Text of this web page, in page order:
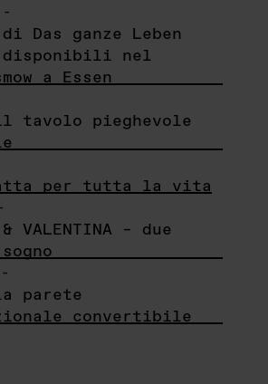
Das ganze Leben
disponibili nel
a Essen
il tavolo pieghevole
fatta per tutta la vita
& VALENTINA – due
parete
convertibile